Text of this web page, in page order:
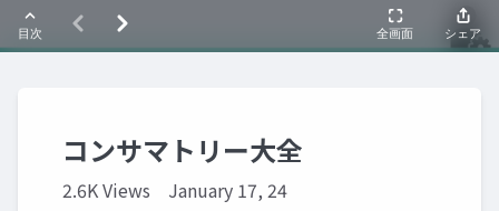
コンサマトリー大全
2.6K Views January 17, 24